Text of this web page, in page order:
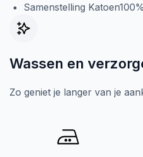
Samenstelling Katoen100%
Wassen en
Zo geniet je langer van je